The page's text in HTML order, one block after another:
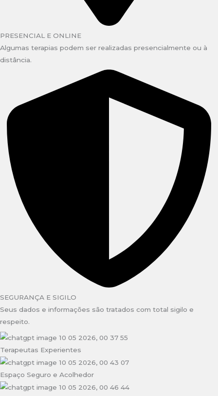
PRESENCIAL E ONLINE
Algumas terapias podem ser realizadas presencialmente ou à
distância.
SEGURANÇA E SIGILO
Seus dados e informações são tratados com total sigilo e
respeito.
Terapeutas Experientes
Espaço Seguro e Acolhedor